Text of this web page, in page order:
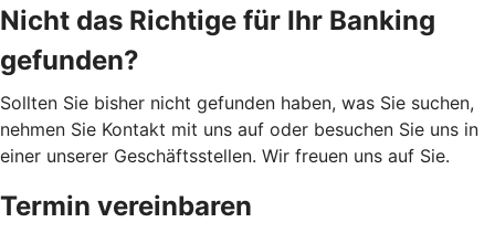
Nicht das Richtige für Ihr Banking
gefunden?
Sollten Sie bisher nicht gefunden haben, was Sie suchen,
nehmen Sie Kontakt mit uns auf oder besuchen Sie uns in
einer unserer Geschäftsstellen. Wir freuen uns auf Sie.
Termin vereinbaren